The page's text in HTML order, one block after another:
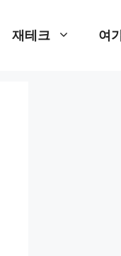
재테크 여